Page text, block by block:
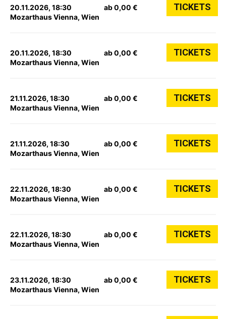
20.11.2026, 18:30
Mozarthaus Vienna, Wien
ab 0,00 € TICKETS
20.11.2026, 18:30
Mozarthaus Vienna, Wien
ab 0,00 € TICKETS
21.11.2026, 18:30
Mozarthaus Vienna, Wien
ab 0,00 € TICKETS
21.11.2026, 18:30
Mozarthaus Vienna, Wien
ab 0,00 € TICKETS
22.11.2026, 18:30
Mozarthaus Vienna, Wien
ab 0,00 € TICKETS
22.11.2026, 18:30
Mozarthaus Vienna, Wien
ab 0,00 € TICKETS
23.11.2026, 18:30
Mozarthaus Vienna, Wien
ab 0,00 € TICKETS